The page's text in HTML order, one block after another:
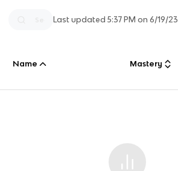
Last updated5:37 PM on 6/19/23
Name Mastery